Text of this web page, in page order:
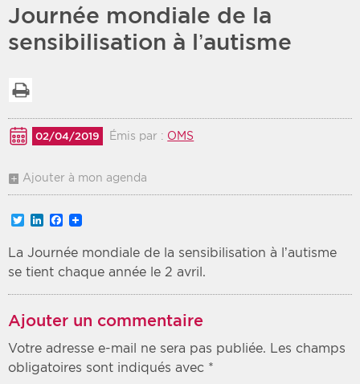
Médico-social
Choisir une date de début
Inversé
Journée mondiale de la
sensibilisation à l’autisme
02/04/2019 Émis par : OMS
Ajouter à mon agenda
TwitterLinkedInFacebook
La Journée mondiale de la sensibilisation à l’autisme
se tient chaque année le 2 avril.
Ajouter un commentaire
Votre adresse e-mail ne sera pas publiée. Les champs
obligatoires sont indiqués avec *